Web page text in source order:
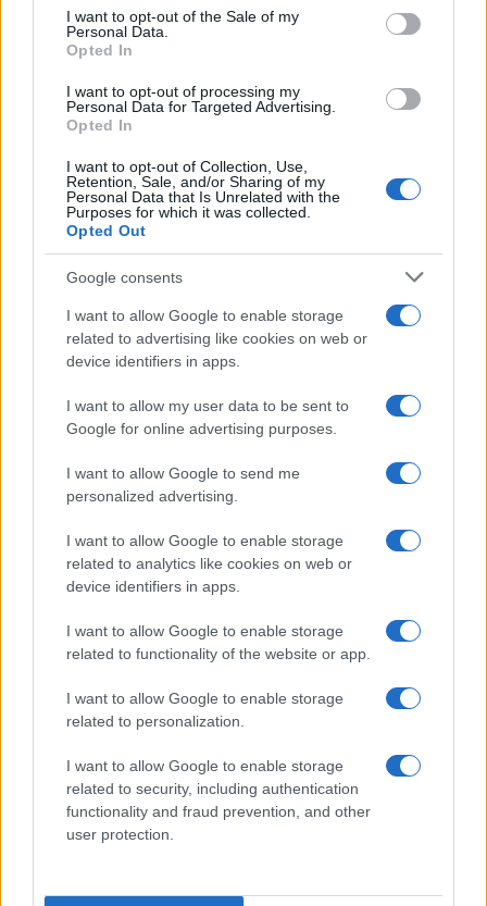
services and may gather and store information including but
not limited to your visit or usage behaviour. You may click to
grant or deny consent to Google and its third-party tags to
consent section.
I want to opt-out of the Sale of my
Personal Data.
Opted In
I want to opt-out of processing my
Personal Data for Targeted Advertising.
Opted In
I want to opt-out of Collection, Use,
Retention, Sale, and/or Sharing of my
Personal Data that Is Unrelated with the
Purposes for which it was collected.
Opted Out
Google consents
I want to allow Google to enable storage
related to advertising like cookies on web or
device identifiers in apps.
I want to allow my user data to be sent to
Google for online advertising purposes.
I want to allow Google to send me
personalized advertising.
I want to allow Google to enable storage
related to analytics like cookies on web or
device identifiers in apps.
I want to allow Google to enable storage
related to functionality of the website or app.
I want to allow Google to enable storage
related to personalization.
I want to allow Google to enable storage
related to security, including authentication
functionality and fraud prevention, and other
user protection.
CHI SIAMO CONTATTI PUBBLICITÀ LAVORA CON NOI
OTTO CHANNEL
Iscritto al Registro degli Operatori di Comunicazione n. 37512